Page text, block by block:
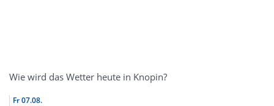
Wie wird das Wetter heute in Knopin?
Fr07.08.